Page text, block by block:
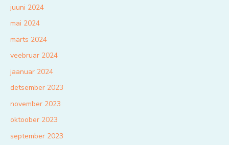
juuni 2024
mai 2024
märts 2024
veebruar 2024
jaanuar 2024
detsember 2023
november 2023
oktoober 2023
september 2023